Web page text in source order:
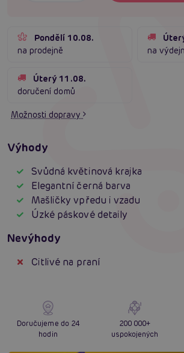
Pondělí 10.08.
na prodejně
na
Úterý 11.08.
doručení domů
Možnosti dopravy
Výhody
Svůdná květinová krajka
Elegantní černá barva
Mašličky vpředu i vzadu
Úzké páskové detaily
Nevýhody
Citlivé na praní
Doručujeme do 24
hodin
200 000+
uspokojených